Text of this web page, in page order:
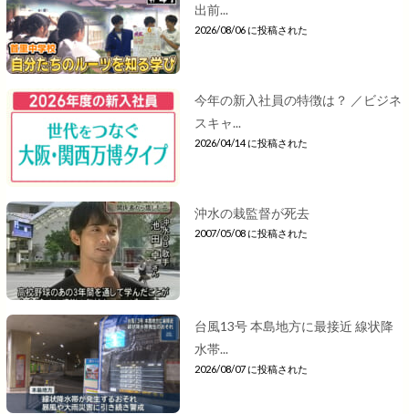
出前...
2026/08/06 に投稿された
今年の新入社員の特徴は？ ／ビジネ
スキャ...
2026/04/14 に投稿された
沖水の栽監督が死去
2007/05/08 に投稿された
台風13号 本島地方に最接近 線状降
水帯...
2026/08/07 に投稿された